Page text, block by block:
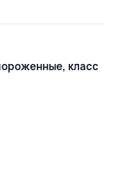
класс